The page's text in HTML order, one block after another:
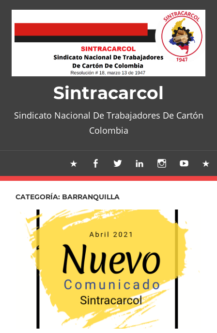
content
Sintracarcol
Sindicato Nacional De Trabajadores De Cartón
Colombia
CATEGORÍA: BARRANQUILLA